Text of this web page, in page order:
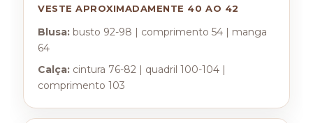
VESTE APROXIMADAMENTE 40 AO 42
Blusa: busto 92-98 | comprimento 54 | manga
64
Calça: cintura 76-82 | quadril 100-104 |
comprimento 103